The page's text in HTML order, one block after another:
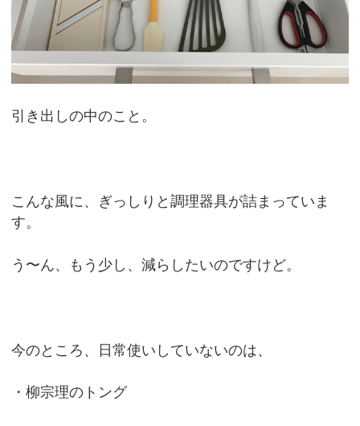
引き出しの中のこと。
こんな風に、ぎっしりと調理器具が詰まっていま
す。
う〜ん、もう少し、減らしたいのですけど。
今のところ、日常使いしていないのは、
・柳宗理のトング